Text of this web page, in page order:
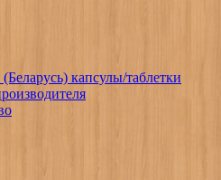
капсулы/таблетки